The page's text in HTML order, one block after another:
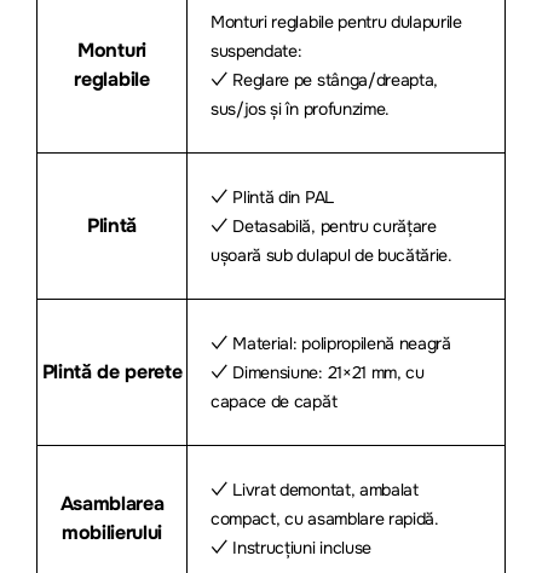
Monturi
reglabile
Monturi reglabile pentru dulapurile
suspendate:
✓ Reglare pe stânga/dreapta,
sus/jos și în profunzime.
Plintă
✓ Plintă din PAL
✓ Detasabilă, pentru curățare
ușoară sub dulapul de bucătărie.
Plintă de perete
✓ Material: polipropilenă neagră
✓ Dimensiune: 21×21 mm, cu
capace de capăt
Asamblarea
mobilierului
✓ Livrat demontat, ambalat
compact, cu asamblare rapidă.
✓ Instrucțiuni incluse